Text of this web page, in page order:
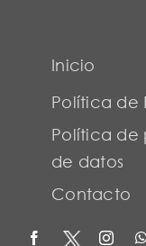
Inicio
Política de
Política de
de datos
Contacto